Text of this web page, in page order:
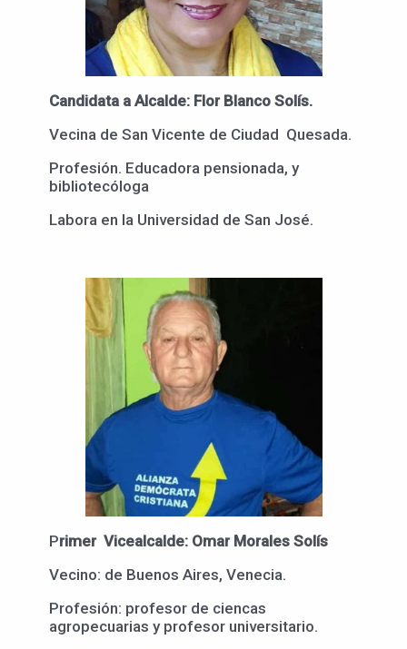
Candidata a Alcalde: Flor Blanco Solís.
Vecina de San Vicente de Ciudad Quesada.
Profesión. Educadora pensionada, y
bibliotecóloga
Labora en la Universidad de San José.
Primer Vicealcalde: Omar Morales Solís
Vecino: de Buenos Aires, Venecia.
Profesión: profesor de ciencas
agropecuarias y profesor universitario.